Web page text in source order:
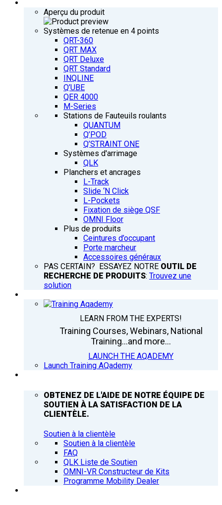
Aperçu du produit
Systèmes de retenue en 4 points
QRT-360
QRT MAX
QRT Deluxe
QRT Standard
INQLINE
Q’UBE
QER 4000
M-Series
Stations de Fauteuils roulants
QUANTUM
Q’POD
Q’STRAINT ONE
Systèmes d'arrimage
QLK
Planchers et ancrages
L-Track
Slide ‘N Click
L-Pockets
Fixation de siège QSF
OMNI Floor
Plus de produits
Ceintures d’occupant
Porte marcheur
Accessoires généraux
PAS CERTAIN? ESSAYEZ NOTRE OUTIL DE
RECHERCHE DE PRODUITS: Trouvez une
solution
LEARN FROM THE EXPERTS!
Training Courses, Webinars, National
Training...and more...
LAUNCH THE AQADEMY
Launch Training AQademy
OBTENEZ DE L'AIDE DE NOTRE ÉQUIPE DE
SOUTIEN À LA SATISFACTION DE LA
CLIENTÈLE.
Soutien à la clientèle
Soutien à la clientèle
FAQ
QLK Liste de Soutien
OMNI-VR Constructeur de Kits
Programme Mobility Dealer